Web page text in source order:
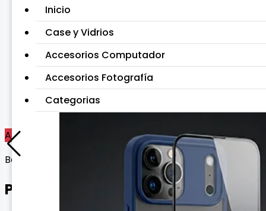
Inicio
Case y Vidrios
Accesorios Computador
Accesorios Fotografía
Categorias
Agotado
Bocinas
PARLANTE OSO LUNA